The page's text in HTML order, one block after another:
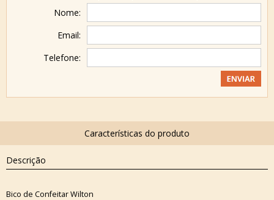
Nome:
Email:
Telefone:
Descrição
Bico de Confeitar Wilton